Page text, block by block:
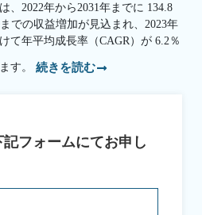
、2022年から2031年までに 134.8
での収益増加が見込まれ、2023年
て年平均成長率（CAGR）が 6.2％
す。 続きを読む
フォームにてお申し